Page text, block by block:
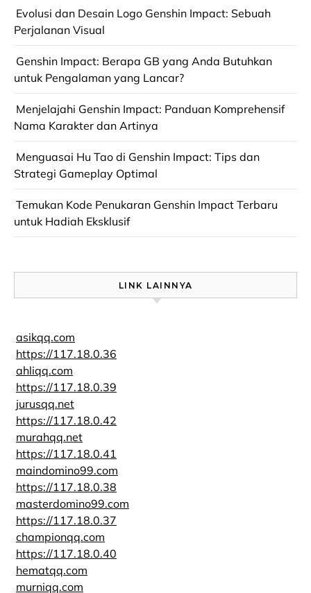
Evolusi dan Desain Logo Genshin Impact: Sebuah
Perjalanan Visual
Genshin Impact: Berapa GB yang Anda Butuhkan
untuk Pengalaman yang Lancar?
Menjelajahi Genshin Impact: Panduan Komprehensif
Nama Karakter dan Artinya
Menguasai Hu Tao di Genshin Impact: Tips dan
Strategi Gameplay Optimal
Temukan Kode Penukaran Genshin Impact Terbaru
untuk Hadiah Eksklusif
LINK LAINNYA
asikqq.com
https://117.18.0.36
ahliqq.com
https://117.18.0.39
jurusqq.net
https://117.18.0.42
murahqq.net
https://117.18.0.41
maindomino99.com
https://117.18.0.38
masterdomino99.com
https://117.18.0.37
championqq.com
https://117.18.0.40
hematqq.com
murniqq.com